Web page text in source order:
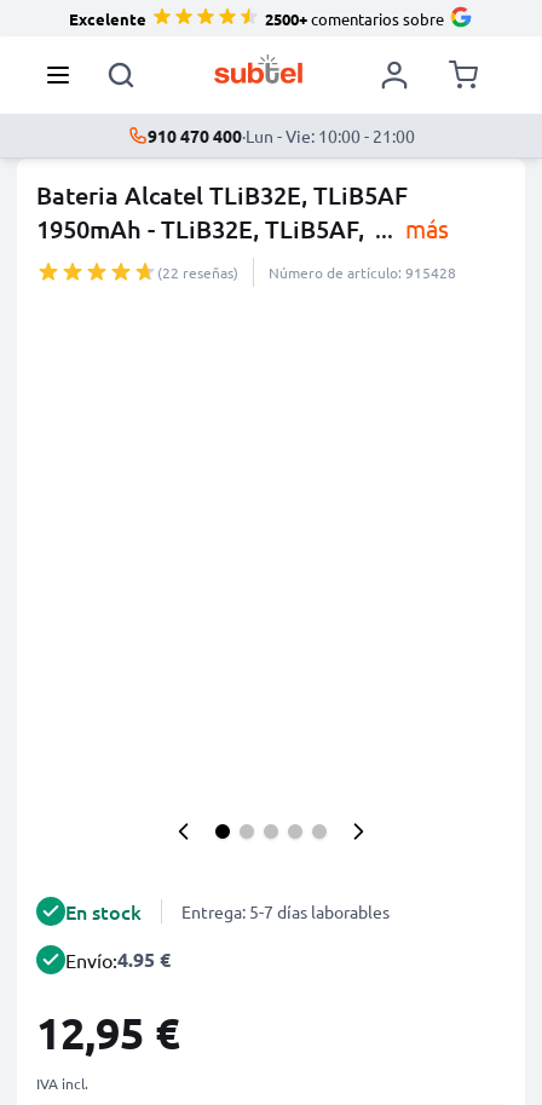
Excelente 2500+comentarios sobre
910 470 400·Lun - Vie: 10:00 - 21:00
Bateria Alcatel TLiB32E, TLiB5AF
1950mAh - TLiB32E, TLiB5AF, ... más
(22 reseñas) Número de artículo: 915428
En stock Entrega: 5-7 días laborables
Envío:4.95 €
12,95 €
IVA incl.